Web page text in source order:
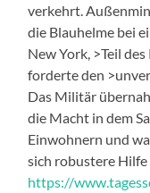
verkehrt.
die Blauhelme bei
New York, >Teil
forderte den
Das Militär
die Macht in dem
Einwohnern und
sich robustere Hilfe
https://